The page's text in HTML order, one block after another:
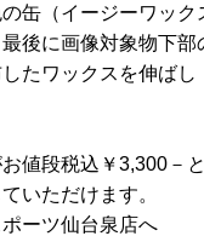
缶（イージーワック
後に画像対象物下部
たワックスを伸ばし
値段税込￥3,300－
いただけます。
ーツ仙台泉店へ